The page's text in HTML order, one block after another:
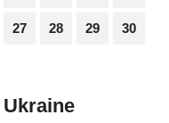
27 28 29 30